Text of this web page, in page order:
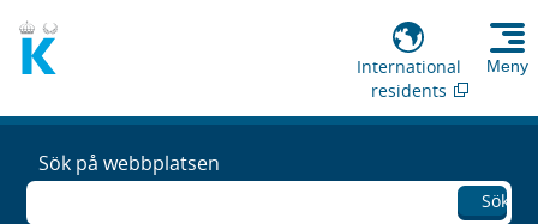
International
residents
Meny
Sök på webbplatsen
Sök